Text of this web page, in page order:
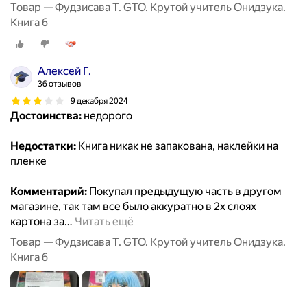
Товар — Фудзисава Т. GTO. Крутой учитель Онидзука.
Книга 6
Алексей Г.
36 отзывов
9 декабря 2024
Достоинства: недорого
Недостатки: Книга никак не запакована, наклейки на
пленке
Комментарий: Покупал предыдущую часть в другом
магазине, так там все было аккуратно в 2х слоях
картона за… Читать ещё
Товар — Фудзисава Т. GTO. Крутой учитель Онидзука.
Книга 6